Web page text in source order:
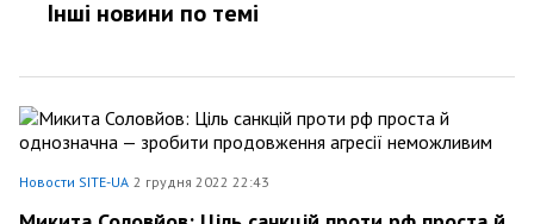
Інші новини по темi
Новости SITE-UA 2 грудня 2022 22:43